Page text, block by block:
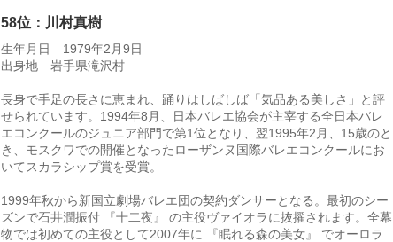
58位：川村真樹
生年月日 1979年2月9日
出身地 岩手県滝沢村
長身で手足の長さに恵まれ、踊りはしばしば「気品ある美しさ」と評
せられています。1994年8月、日本バレエ協会が主宰する全日本バレ
エコンクールのジュニア部門で第1位となり、翌1995年2月、15歳のと
き、モスクワでの開催となったローザンヌ国際バレエコンクールにお
いてスカラシップ賞を受賞。
1999年秋から新国立劇場バレエ団の契約ダンサーとなる。最初のシー
ズンで石井潤振付 『十二夜』 の主役ヴァイオラに抜擢されます。全幕
物では初めての主役として2007年に 『眠れる森の美女』 でオーロラ